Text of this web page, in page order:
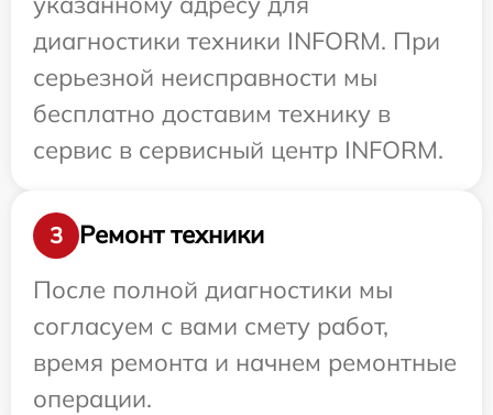
диагностики техники INFORM. При
серьезной неисправности мы
бесплатно доставим технику в
сервис в сервисный центр INFORM.
3
Ремонт техники
После полной диагностики мы
согласуем с вами смету работ,
время ремонта и начнем ремонтные
операции.